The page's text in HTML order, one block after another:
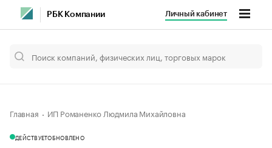
РБК Компании Личный кабинет
Главная ИП Романенко Людмила Михайловна
ДЕЙСТВУЕТОБНОВЛЕНО